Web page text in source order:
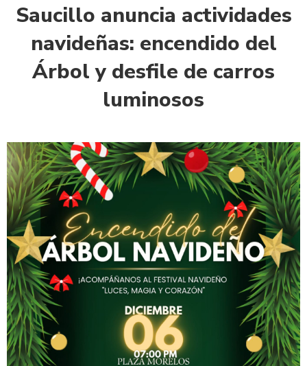
Saucillo anuncia actividades
navideñas: encendido del
Árbol y desfile de carros
luminosos